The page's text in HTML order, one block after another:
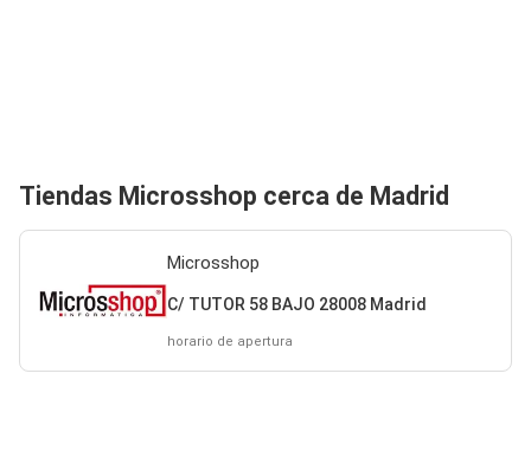
Tiendas Microsshop cerca de Madrid
Microsshop
C/ TUTOR 58 BAJO 28008 Madrid
horario de apertura